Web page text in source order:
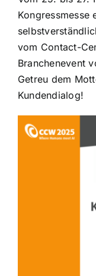
Kongressmesse
vom Contact-
Branchenevent
Getreu dem
Kundendialog!